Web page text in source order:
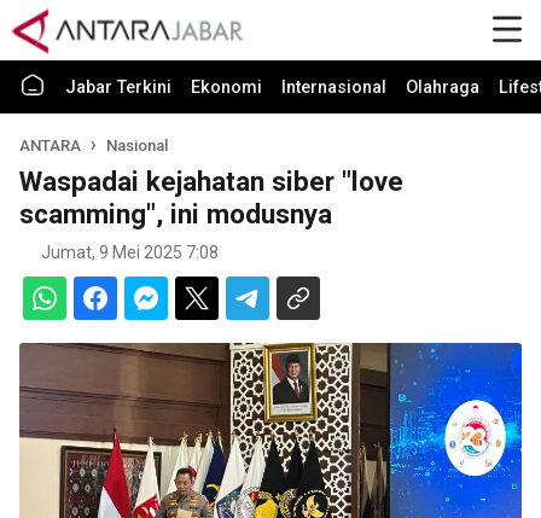
Jabar Terkini Ekonomi Internasional Olahraga
ANTARA Nasional
Waspadai kejahatan siber "love
scamming", ini modusnya
Jumat, 9 Mei 2025 7:08